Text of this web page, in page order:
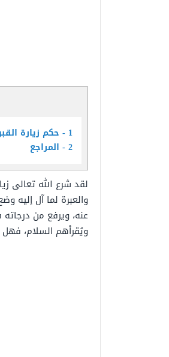
1
حكم زيارة
2 المراجع
لقد شرع الله تعالى
والعبرة لما آل إليه
عنه، ويرفع من
ويُقرأهم السلام، فهل